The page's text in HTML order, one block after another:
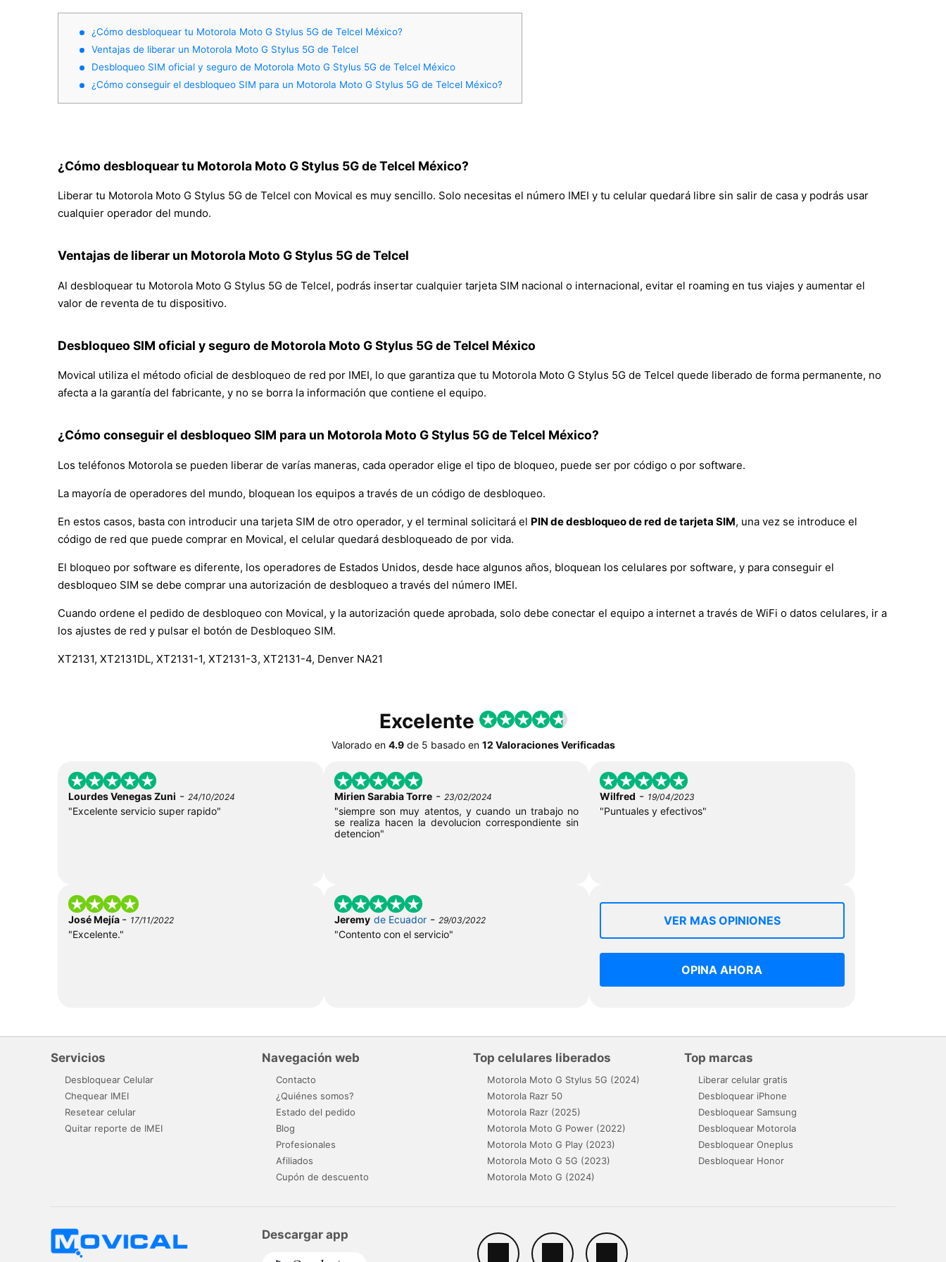
¿Cómo desbloquear tu Motorola Moto G Stylus 5G de Telcel México?
Ventajas de liberar un Motorola Moto G Stylus 5G de Telcel
Desbloqueo SIM oficial y seguro de Motorola Moto G Stylus 5G de Telcel México
¿Cómo conseguir el desbloqueo SIM para un Motorola Moto G Stylus 5G de Telcel México?
¿Cómo desbloquear tu Motorola Moto G Stylus 5G de Telcel México?
Liberar tu Motorola Moto G Stylus 5G de Telcel con Movical es muy sencillo. Solo necesitas el número IMEI y tu celular quedará libre sin salir de casa y podrás usar
cualquier operador del mundo.
Ventajas de liberar un Motorola Moto G Stylus 5G de Telcel
Al desbloquear tu Motorola Moto G Stylus 5G de Telcel, podrás insertar cualquier tarjeta SIM nacional o internacional, evitar el roaming en tus viajes y aumentar el
valor de reventa de tu dispositivo.
Desbloqueo SIM oficial y seguro de Motorola Moto G Stylus 5G de Telcel México
Movical utiliza el método oficial de desbloqueo de red por IMEI, lo que garantiza que tu Motorola Moto G Stylus 5G de Telcel quede liberado de forma permanente, no
afecta a la garantía del fabricante, y no se borra la información que contiene el equipo.
¿Cómo conseguir el desbloqueo SIM para un Motorola Moto G Stylus 5G de Telcel México?
Los teléfonos Motorola se pueden liberar de varías maneras, cada operador elige el tipo de bloqueo, puede ser por código o por software.
La mayoría de operadores del mundo, bloquean los equipos a través de un código de desbloqueo.
En estos casos, basta con introducir una tarjeta SIM de otro operador, y el terminal solicitará el PIN de desbloqueo de red de tarjeta SIM, una vez se introduce el
código de red que puede comprar en Movical, el celular quedará desbloqueado de por vida.
El bloqueo por software es diferente, los operadores de Estados Unidos, desde hace algunos años, bloquean los celulares por software, y para conseguir el
desbloqueo SIM se debe comprar una autorización de desbloqueo a través del número IMEI.
Cuando ordene el pedido de desbloqueo con Movical, y la autorización quede aprobada, solo debe conectar el equipo a internet a través de WiFi o datos celulares, ir a
los ajustes de red y pulsar el botón de Desbloqueo SIM.
XT2131, XT2131DL, XT2131-1, XT2131-3, XT2131-4, Denver NA21
Excelente
Valorado en 4.9de 5 basado en 12 Valoraciones Verificadas
Lourdes Venegas Zuni - 24/10/2024
"Excelente servicio super rapido"
Mirien Sarabia Torre- 23/02/2024
"siempre son muy atentos, y cuando un trabajo no
se realiza hacen la devolucion correspondiente sin
detencion"
Wilfred - 19/04/2023
"Puntuales y efectivos"
José Mejía - 17/11/2022
"Excelente."
Jeremy de Ecuador- 29/03/2022
"Contento con el servicio"
VER MAS OPINIONES
OPINA AHORA
Servicios
Desbloquear Celular
Chequear IMEI
Resetear celular
Quitar reporte de IMEI
Navegación web
Contacto
¿Quiénes somos?
Estado del pedido
Blog
Profesionales
Afiliados
Cupón de descuento
Top celulares liberados
Motorola Moto G Stylus 5G (2024)
Motorola Razr 50
Motorola Razr (2025)
Motorola Moto G Power (2022)
Motorola Moto G Play (2023)
Motorola Moto G 5G (2023)
Motorola Moto G (2024)
Top marcas
Liberar celular gratis
Desbloquear iPhone
Desbloquear Samsung
Desbloquear Motorola
Desbloquear Oneplus
Desbloquear Honor
Descargar app